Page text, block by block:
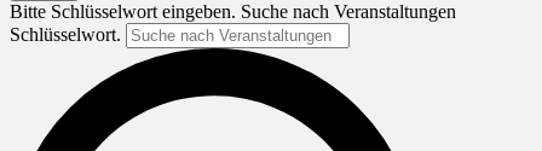
Bitte Schlüsselwort eingeben. Suche nach Veranstaltungen
Schlüsselwort.